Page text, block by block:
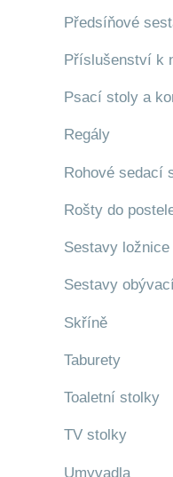
Předsíňové
Příslušenství k
Psací stoly a
Regály
Rohové sedací
Rošty do
Sestavy ložnice
Sestavy
Skříně
Taburety
Toaletní stolky
TV stolky
Umyvadla